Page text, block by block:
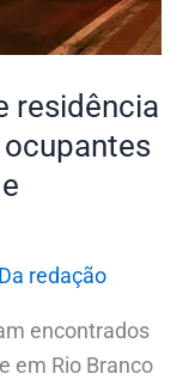
residência
Da redação
encontrados
em Rio Branco